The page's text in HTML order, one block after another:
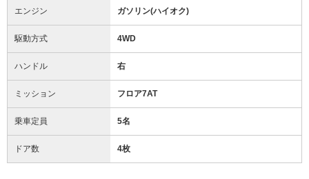
エンジン ガソリン(ハイオク)
駆動方式 4WD
ハンドル 右
ミッション フロア7AT
乗車定員 5名
ドア数 4枚